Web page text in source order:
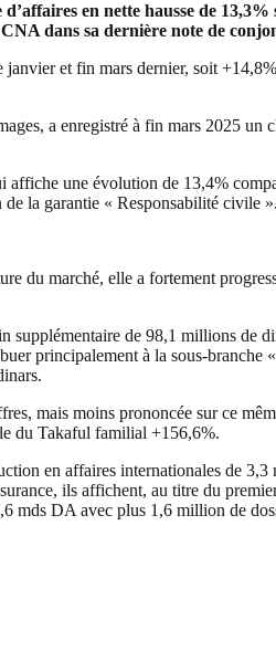
en nette hausse de
dans sa dernière note de
et fin mars dernier, soit
a enregistré à fin mars 2025
une évolution de 13,4%
la garantie « Responsabilité civile ».
du marché, elle a fortement
de 98,1 millions de
principalement à la sous-
mais moins prononcée sur ce
du Takaful familial +156,6%.
en affaires internationales de
ils affichent, au titre du
DA avec plus 1,6 million de